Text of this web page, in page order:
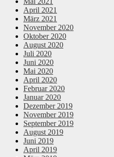
April 2021
März 2021
November 2020
Oktober 2020
August 2020
Juli 2020
Juni 2020
Mai 2020
April 2020
Februar 2020
Januar 2020
Dezember 2019
November 2019
September 2019
August 2019
Juni 2019
April 2019